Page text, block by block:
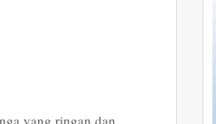
yang ringan dan